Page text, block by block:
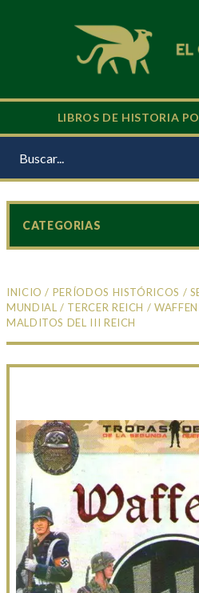
LIBROS DE HISTORIA
INICIO / PERÍODOS HISTÓRICOS /
MUNDIAL / TERCER REICH /
MALDITOS DEL III REICH
CATEGORIAS